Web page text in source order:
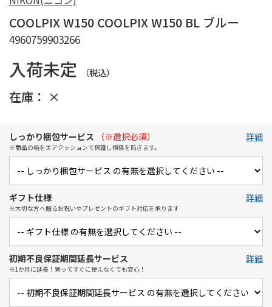
COOLPIX W150 COOLPIX W150 BL ブルー
4960759903266
入荷未定 （税込）
在庫： ×
しっかり梱包サービス （※選択必須）
※商品の箱をエアクッションで保護し損傷を防ぎます。
詳細
ギフト仕様
※大切な方へ贈るお祝いやプレゼントのギフト対応を承ります
詳細
初期不良保証期間延長サービス
※1か月に延長！買ってすぐに使えなくても安心！
詳細